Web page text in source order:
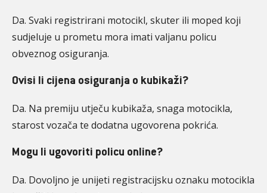
Da. Svaki registrirani motocikl, skuter ili moped koji
sudjeluje u prometu mora imati valjanu policu
obveznog osiguranja.
Ovisi li cijena osiguranja o kubikaži?
Da. Na premiju utječu kubikaža, snaga motocikla,
starost vozača te dodatna ugovorena pokrića.
Mogu li ugovoriti policu online?
Da. Dovoljno je unijeti registracijsku oznaku motocikla